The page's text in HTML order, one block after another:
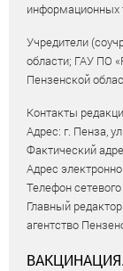
информационных
Учредители
области; ГАУ ПО
Пензенской
Контакты
Адрес: г. Пенза,
Фактический
Адрес
Телефон
Главный
агентство
ВАКЦИНАЦИЯ.